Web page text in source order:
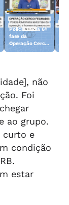
Polícia inicia 6ª
fase da
Operação Cerco
não
Foi
ao grupo.
curto e
condição
estar